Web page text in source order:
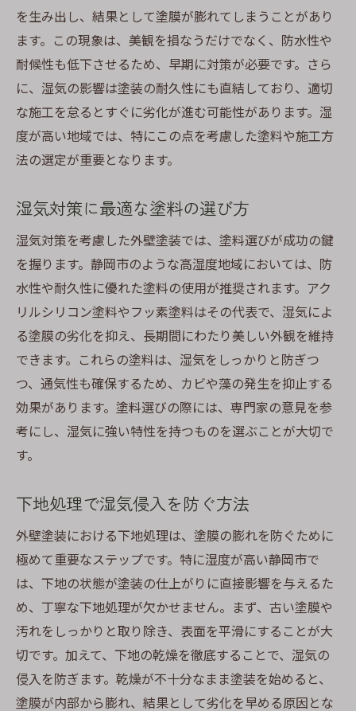
を生み出し、結果として塗膜が膨れてしまうことがあり
ます。この現象は、美観を損なうだけでなく、防水性や
耐候性も低下させるため、早期に対策が必要です。さら
に、湿気の影響は塗装の耐久性にも直結しており、適切
な施工を怠るとすぐに劣化が進む可能性があります。湿
度が高い地域では、特にこの点を考慮した塗料や施工方
法の選定が重要となります。
湿気対策に最適な塗料の選び方
湿気対策を考慮した外壁塗装では、塗料選びが成功の鍵
を握ります。静岡市のような高湿度地域においては、防
水性や耐久性に優れた塗料の使用が推奨されます。アク
リルシリコン塗料やフッ素塗料はその代表で、湿気によ
る塗膜の劣化を抑え、長期間にわたり美しい外観を維持
できます。これらの塗料は、湿気をしっかりと防ぎつ
つ、通気性も確保するため、カビや藻の発生を抑止する
効果があります。塗料選びの際には、専門家の意見を参
考にし、湿気に強い特性を持つものを選ぶことが大切で
す。
下地処理で湿気侵入を防ぐ方法
外壁塗装における下地処理は、塗膜の膨れを防ぐために
極めて重要なステップです。特に湿度が高い静岡市で
は、下地の状態が塗装の仕上がりに直接影響を与えるた
め、丁寧な下地処理が欠かせません。まず、古い塗膜や
汚れをしっかりと取り除き、表面を平滑にすることが大
切です。加えて、下地の乾燥を徹底することで、湿気の
侵入を防ぎます。乾燥が不十分なまま塗装を始めると、
塗膜が内部から膨れ、結果として劣化を早める原因とな